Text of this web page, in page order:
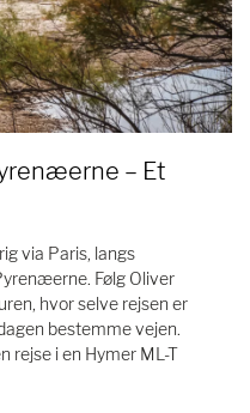
– Et
via Paris, langs
Følg Oliver
hvor selve rejsen er
bestemme vejen.
rejse i en Hymer ML-T